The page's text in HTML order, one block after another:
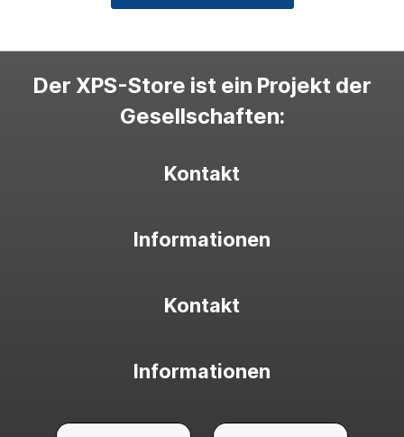
Der XPS-Store ist ein Projekt der
Gesellschaften:
Kontakt
Informationen
Kontakt
Informationen